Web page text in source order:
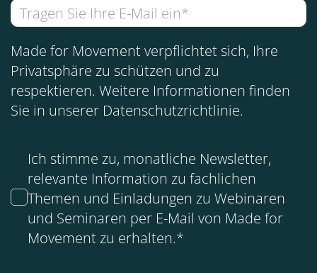
Made for Movement verpflichtet sich, Ihre
Privatsphäre zu schützen und zu
respektieren. Weitere Informationen finden
Sie in unserer Datenschutzrichtlinie.
Ich stimme zu, monatliche Newsletter,
relevante Information zu fachlichen
Themen und Einladungen zu Webinaren
und Seminaren per E-Mail von Made for
Movement zu erhalten.*